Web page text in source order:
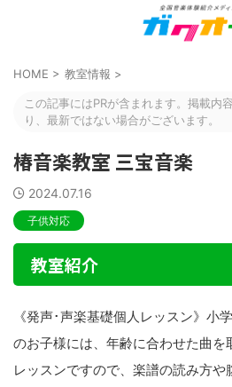
HOME > 教室情報 >
この記事にはPRが含まれます。掲載内
り、最新ではない場合がございます。
椿音楽教室 三宝音楽
2024.07.16
子供対応
教室紹介
《発声･声楽基礎個人レッスン》小
のお子様には、年齢に合わせた曲を
レッスンですので、楽譜の読み方